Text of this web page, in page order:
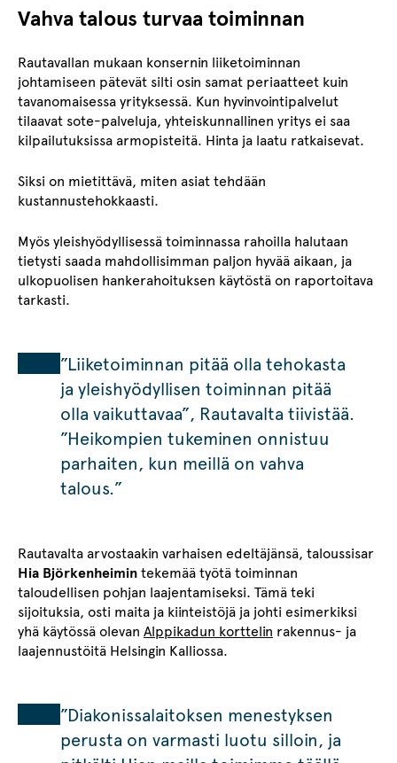
Vahva talous turvaa toiminnan
Rautavallan mukaan konsernin liiketoiminnan
johtamiseen pätevät silti osin samat periaatteet kuin
tavanomaisessa yrityksessä. Kun hyvinvointipalvelut
tilaavat sote-palveluja, yhteiskunnallinen yritys ei saa
kilpailutuksissa armopisteitä. Hinta ja laatu ratkaisevat.
Siksi on mietittävä, miten asiat tehdään
kustannustehokkaasti.
Myös yleishyödyllisessä toiminnassa rahoilla halutaan
tietysti saada mahdollisimman paljon hyvää aikaan, ja
ulkopuolisen hankerahoituksen käytöstä on raportoitava
tarkasti.
”Liiketoiminnan pitää olla tehokasta
ja yleishyödyllisen toiminnan pitää
olla vaikuttavaa”, Rautavalta tiivistää.
”Heikompien tukeminen onnistuu
parhaiten, kun meillä on vahva
talous.”
Rautavalta arvostaakin varhaisen edeltäjänsä, taloussisar
Hia Björkenheimin tekemää työtä toiminnan
taloudellisen pohjan laajentamiseksi. Tämä teki
sijoituksia, osti maita ja kiinteistöjä ja johti esimerkiksi
yhä käytössä olevan Alppikadun korttelin rakennus- ja
laajennustöitä Helsingin Kalliossa.
”Diakonissalaitoksen menestyksen
perusta on varmasti luotu silloin, ja